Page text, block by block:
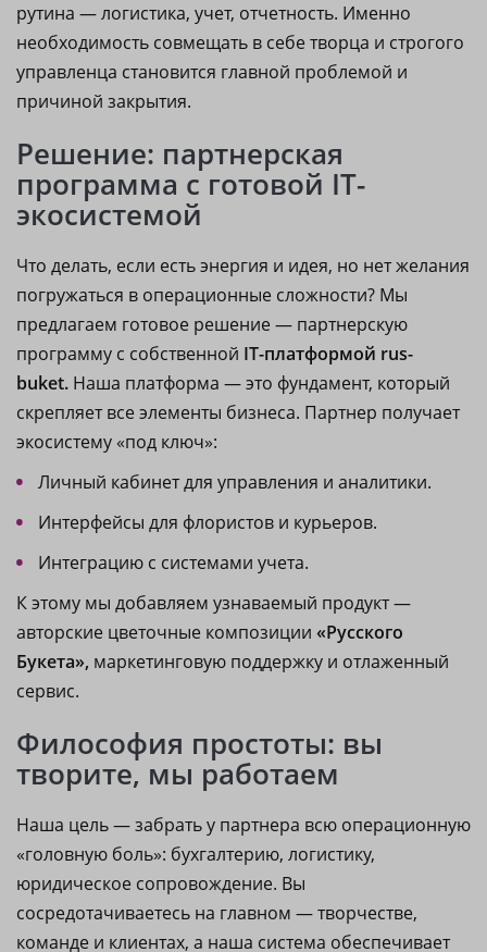
рутина — логистика, учет, отчетность. Именно
необходимость совмещать в себе творца и строгого
управленца становится главной проблемой и
причиной закрытия.
Решение: партнерская
программа с готовой IT-
экосистемой
Что делать, если есть энергия и идея, но нет желания
погружаться в операционные сложности? Мы
предлагаем готовое решение — партнерскую
программу с собственной IT-платформой rus-
buket. Наша платформа — это фундамент, который
скрепляет все элементы бизнеса. Партнер получает
экосистему «под ключ»:
Личный кабинет для управления и аналитики.
Интерфейсы для флористов и курьеров.
Интеграцию с системами учета.
К этому мы добавляем узнаваемый продукт —
авторские цветочные композиции «Русского
Букета», маркетинговую поддержку и отлаженный
сервис.
Философия простоты: вы
творите, мы работаем
Наша цель — забрать у партнера всю операционную
«головную боль»: бухгалтерию, логистику,
юридическое сопровождение. Вы
сосредотачиваетесь на главном — творчестве,
команде и клиентах, а наша система обеспечивает